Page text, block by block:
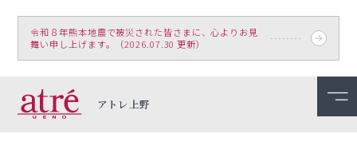
令和８年熊本地震で被災された皆さまに、心よりお見
舞い申し上げます。（2026.07.30 更新）
アトレ上野